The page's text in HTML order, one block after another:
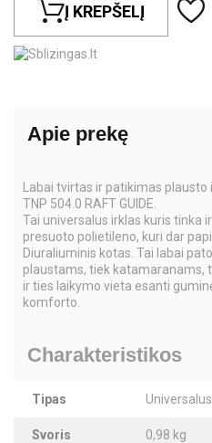
Į KREPŠELĮ
Apie prekę
Labai tvirtas ir patikimas
TNP 504.0 RAFT GUIDE.
Tai universalus irklas kuris tinka
presuoto polietileno, kuri dar
Diuraliuminis kotas. Tai labai
plaustams, tiek katamaranams,
ir ties laikymo vieta esanti
komforto.
Charakteristikos
Tipas
Svoris 0,98 kg